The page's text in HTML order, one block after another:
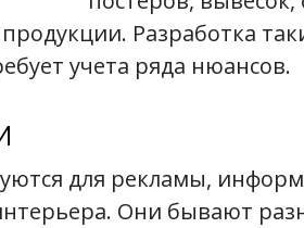
Разработка
учета ряда нюансов.
для рекламы,
Они бывают